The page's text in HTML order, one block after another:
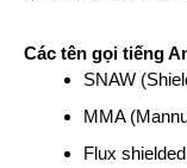
Các tên gọi tiếng
SNAW
MMA
Flux